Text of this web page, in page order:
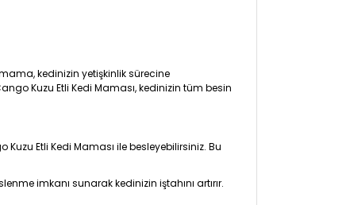
kedinizin yetişkinlik sürecine
Kuzu Etli Kedi Maması, kedinizin tüm besin
Etli Kedi Maması ile besleyebilirsiniz. Bu
imkanı sunarak kedinizin iştahını artırır.